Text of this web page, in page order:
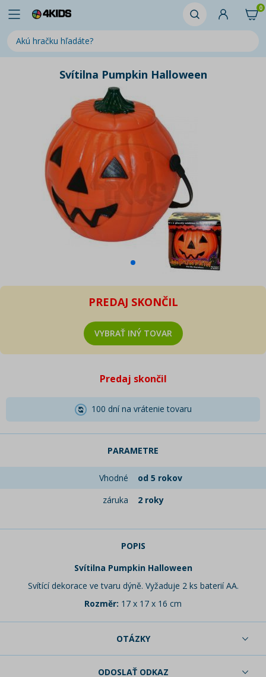
0
Svítilna Pumpkin Halloween
PREDAJ SKONČIL
VYBRAŤ INÝ TOVAR
Predaj skončil
100 dní na vrátenie tovaru
PARAMETRE
Vhodné
od 5 rokov
záruka
2 roky
POPIS
Svítilna Pumpkin Halloween
Svítící dekorace ve tvaru dýně. Vyžaduje 2 ks baterií AA.
Rozměr: 17 x 17 x 16 cm
OTÁZKY
ODOSLAŤ ODKAZ